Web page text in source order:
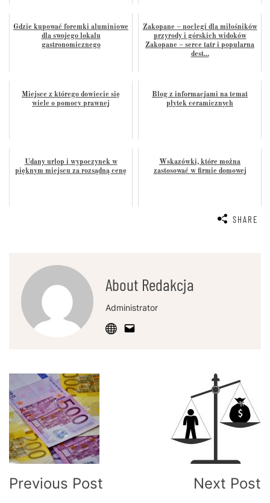
Gdzie kupować foremki aluminiowe
dla swojego lokalu
gastronomicznego
Zakopane – noclegi dla miłośników
przyrody i górskich widoków
Zakopane – serce tatr i popularna
dest...
Miejsce z którego dowiecie się
wiele o pomocy prawnej
Blog z informacjami na temat
płytek ceramicznych
Udany urlop i wypoczynek w
pięknym miejscu za rozsądną cenę
Wskazówki, które można
zastosować w firmie domowej
SHARE
About Redakcja
Administrator
Post
Navigation
Previous Post Next Post